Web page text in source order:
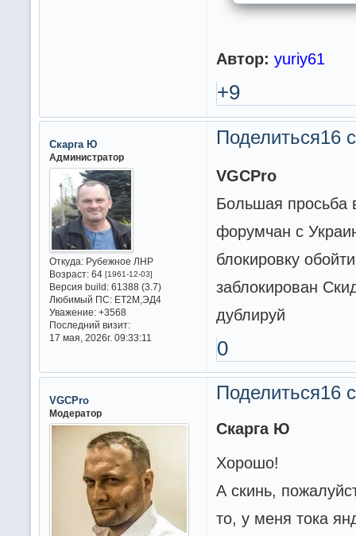
Автор: yuriy61
+9
Поделиться16
Скарга Ю
Администратор
Откуда:Рубежное ЛНР
Возраст:64 [1961-12-03]
Версия build:61388 (3.7)
Любимый ПС:ET2M,ЭД4
Уважение: +3568
Последний визит:
17 мая, 2026г. 09:33:11
VGCPro
Большая просьба
форумчан с
блокировку
заблокирован
дублируй
0
Поделиться16
VGCPro
Модератор
Скарга Ю
Хорошо!
А скинь,
то, у меня тока